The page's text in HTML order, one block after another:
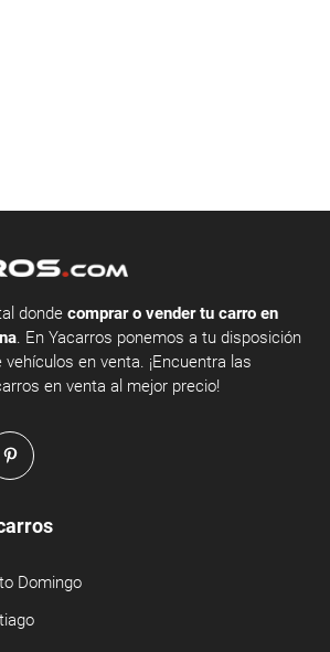
donde comprar o vender tu carro en
. En Yacarros ponemos a tu disposición
en venta. ¡Encuentra las
en venta al mejor precio!
Domingo